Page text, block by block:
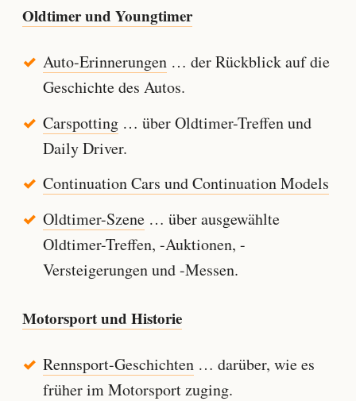
Oldtimer und Youngtimer
Auto-Erinnerungen… der Rückblick auf die
Geschichte des Autos.
Carspotting… über Oldtimer-Treffen und
Daily Driver.
Continuation Cars und Continuation Models
Oldtimer-Szene… über ausgewählte
Oldtimer-Treffen, -Auktionen, -
Versteigerungen und -Messen.
Motorsport und Historie
Rennsport-Geschichten… darüber, wie es
früher im Motorsport zuging.